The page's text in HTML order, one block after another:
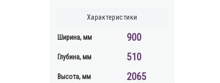
Характеристики
Ширина, мм 900
Глубина, мм 510
Высота, мм 2065